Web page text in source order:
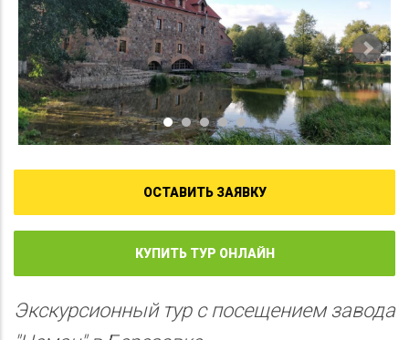
ОСТАВИТЬ ЗАЯВКУ
КУПИТЬ ТУР ОНЛАЙН
Экскурсионный тур с посещением завода